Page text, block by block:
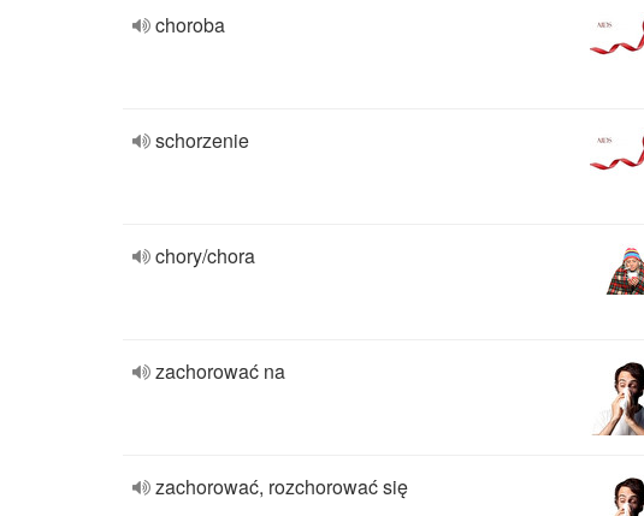
choroba
schorzenie
chory/chora
zachorować na
zachorować, rozchorować się